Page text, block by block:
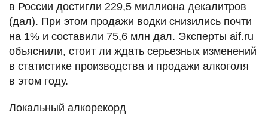
в России достигли 229,5 миллиона декалитров
(дал). При этом продажи водки снизились почти
на 1% и составили 75,6 млн дал. Эксперты aif.ru
объяснили, стоит ли ждать серьезных изменений
в статистике производства и продажи алкоголя
в этом году.
Локальный алкорекорд